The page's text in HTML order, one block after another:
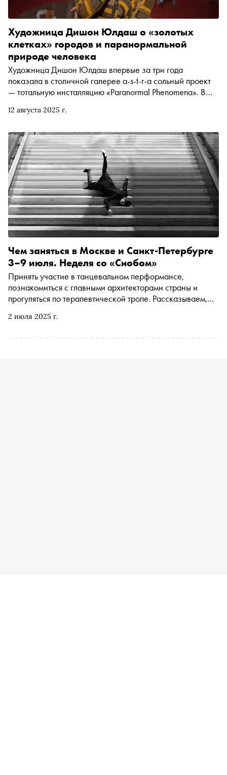
12 августа 2025 г.
Художница Дишон Юлдаш о «золотых
клетках» городов и паранормальной
природе человека
Художница Дишон Юлдаш впервые за три года
показала в столичной галерее a-s-t-r-a сольный проект
— тотальную инсталляцию «Paranormal Phenomena». В
отказалась от выгодного заказа, закрыла галерею
«Диснейлендом для взрослых»
2 июля 2025 г.
Чем заняться в Москве и Санкт-Петербурге
3–9 июля. Неделя со «Снобом»
Принять участие в танцевальном перформансе,
познакомиться с главными архитекторами страны и
прогуляться по терапевтической тропе. Рассказываем,